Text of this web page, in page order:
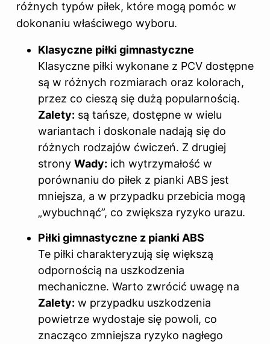
różnych typów piłek, które mogą pomóc w
dokonaniu właściwego wyboru.
Klasyczne piłki gimnastyczne
Klasyczne piłki wykonane z PCV dostępne
są w różnych rozmiarach oraz kolorach,
przez co cieszą się dużą popularnością.
Zalety: są tańsze, dostępne w wielu
wariantach i doskonale nadają się do
różnych rodzajów ćwiczeń. Z drugiej
strony Wady: ich wytrzymałość w
porównaniu do piłek z pianki ABS jest
mniejsza, a w przypadku przebicia mogą
„wybuchnąć”, co zwiększa ryzyko urazu.
Piłki gimnastyczne z pianki ABS
Te piłki charakteryzują się większą
odpornością na uszkodzenia
mechaniczne. Warto zwrócić uwagę na
Zalety: w przypadku uszkodzenia
powietrze wydostaje się powoli, co
znacząco zmniejsza ryzyko nagłego